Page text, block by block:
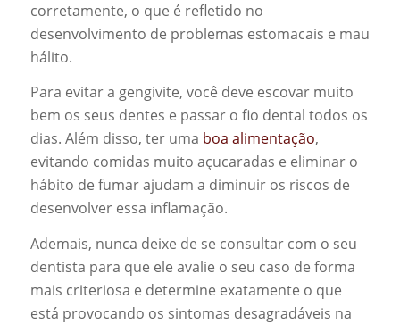
corretamente, o que é refletido no
desenvolvimento de problemas estomacais e mau
hálito.
Para evitar a gengivite, você deve escovar muito
bem os seus dentes e passar o fio dental todos os
dias. Além disso, ter uma boa alimentação,
evitando comidas muito açucaradas e eliminar o
hábito de fumar ajudam a diminuir os riscos de
desenvolver essa inflamação.
Ademais, nunca deixe de se consultar com o seu
dentista para que ele avalie o seu caso de forma
mais criteriosa e determine exatamente o que
está provocando os sintomas desagradáveis na